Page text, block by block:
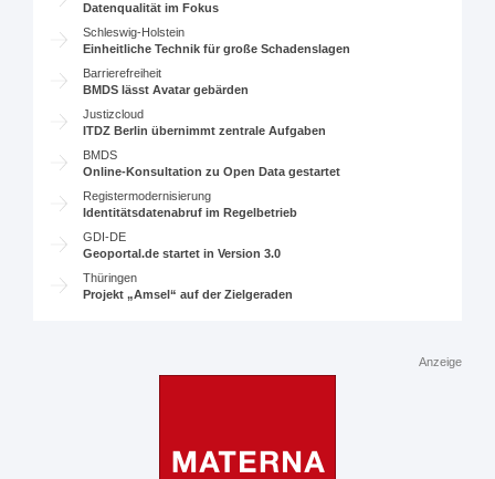
Datenqualität im Fokus
Schleswig-Holstein
Einheitliche Technik für große Schadenslagen
Barrierefreiheit
BMDS lässt Avatar gebärden
Justizcloud
ITDZ Berlin übernimmt zentrale Aufgaben
BMDS
Online-Konsultation zu Open Data gestartet
Registermodernisierung
Identitätsdatenabruf im Regelbetrieb
GDI-DE
Geoportal.de startet in Version 3.0
Thüringen
Projekt „Amsel“ auf der Zielgeraden
Anzeige